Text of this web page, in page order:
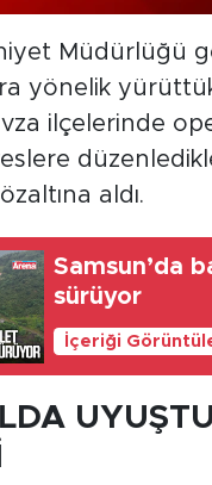
Müdürlüğü
yönelik
ilçelerinde
aldı.
Samsun’da
sürüyor
İçeriği